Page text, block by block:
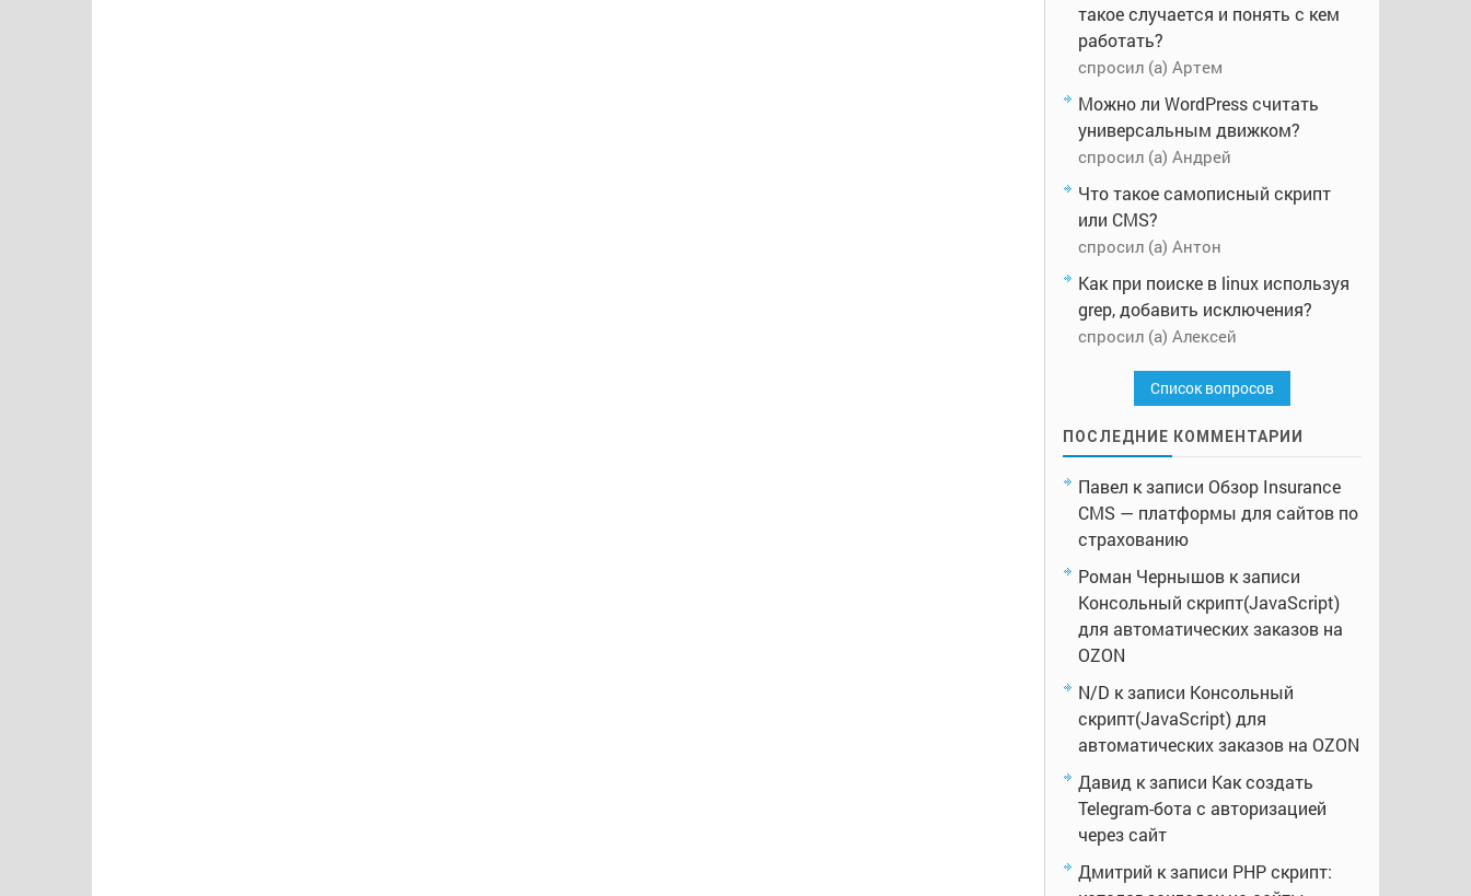
такое случается и понять с кем
работать?
спросил (а) Артем
Можно ли WordPress считать
универсальным движком?
спросил (а) Андрей
Что такое самописный скрипт
или CMS?
спросил (а) Антон
Как при поиске в linux используя
grep, добавить исключения?
спросил (а) Алексей
Список вопросов
ПОСЛЕДНИЕ КОММЕНТАРИИ
Павел к записи Обзор Insurance
CMS — платформы для сайтов по
страхованию
Роман Чернышов к записи
Консольный скрипт(JavaScript)
для автоматических заказов на
OZON
N/D к записи Консольный
скрипт(JavaScript) для
автоматических заказов на OZON
Давид к записи Как создать
Telegram-бота с авторизацией
через сайт
Дмитрий к записи PHP скрипт: